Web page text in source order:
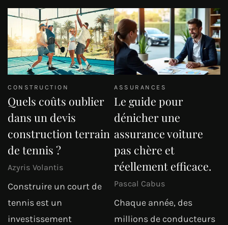
CONSTRUCTION
Quels coûts oublier
dans un devis
construction terrain
de tennis ?
Azyris Volantis
Construire un court de
tennis est un
investissement
ASSURANCES
Le guide pour
dénicher une
assurance voiture
pas chère et
réellement efficace.
Pascal Cabus
Chaque année, des
millions de conducteurs